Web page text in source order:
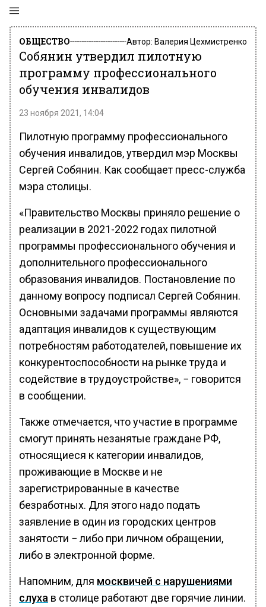
ОБЩЕСТВО Автор: Валерия Цехмистренко
Собянин утвердил пилотную
программу профессионального
обучения инвалидов
23 ноября 2021, 14:04
Пилотную программу профессионального
обучения инвалидов, утвердил мэр Москвы
Сергей Собянин. Как сообщает пресс-служба
мэра столицы.
«Правительство Москвы приняло решение о
реализации в 2021-2022 годах пилотной
программы профессионального обучения и
дополнительного профессионального
образования инвалидов. Постановление по
данному вопросу подписал Сергей Собянин.
Основными задачами программы являются
адаптация инвалидов к существующим
потребностям работодателей, повышение их
конкурентоспособности на рынке труда и
содействие в трудоустройстве», − говорится
в сообщении.
Также отмечается, что участие в программе
смогут принять незанятые граждане РФ,
относящиеся к категории инвалидов,
проживающие в Москве и не
зарегистрированные в качестве
безработных. Для этого надо подать
заявление в один из городских центров
занятости − либо при личном обращении,
либо в электронной форме.
Напомним, для москвичей с нарушениями
слуха в столице работают две горячие линии.